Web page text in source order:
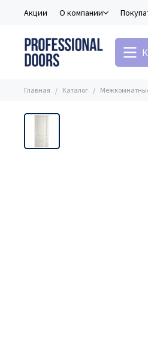
Акции О компании
Главная Каталог